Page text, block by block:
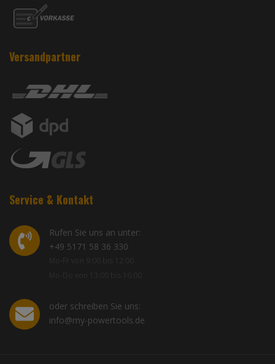
Versandpartner
Service & Kontakt
Rufen Sie uns an unter:
+49 5171 58 36 330
oder schreiben Sie uns:
info@my-powertools.de